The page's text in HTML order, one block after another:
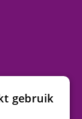
gebruik